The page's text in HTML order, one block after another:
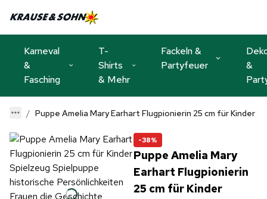
Karneval
&
Fasching
T-
Shirts
& Mehr
Fackeln &
Partyfeuer
&
Puppe Amelia Mary Earhart Flugpionierin 25 cm für Kinder
-38%
Puppe Amelia Mary
Earhart Flugpionierin
25 cm für Kinder